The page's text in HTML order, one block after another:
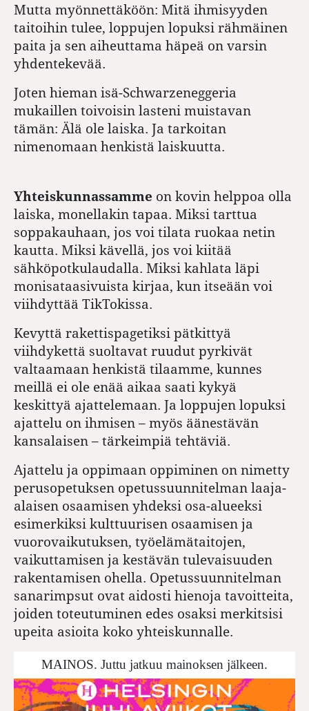
Mutta myönnettäköön: Mitä ihmisyyden
taitoihin tulee, loppujen lopuksi rähmäinen
paita ja sen aiheuttama häpeä on varsin
yhdentekevää.
Joten hieman isä-Schwarzeneggeria
mukaillen toivoisin lasteni muistavan
tämän: Älä ole laiska. Ja tarkoitan
nimenomaan henkistä laiskuutta.
Yhteiskunnassamme on kovin helppoa olla
laiska, monellakin tapaa. Miksi tarttua
soppakauhaan, jos voi tilata ruokaa netin
kautta. Miksi kävellä, jos voi kiitää
sähköpotkulaudalla. Miksi kahlata läpi
monisataasivuista kirjaa, kun itseään voi
viihdyttää TikTokissa.
Kevyttä rakettispagetiksi pätkittyä
viihdykettä suoltavat ruudut pyrkivät
valtaamaan henkistä tilaamme, kunnes
meillä ei ole enää aikaa saati kykyä
keskittyä ajattelemaan. Ja loppujen lopuksi
ajattelu on ihmisen – myös äänestävän
kansalaisen – tärkeimpiä tehtäviä.
Ajattelu ja oppimaan oppiminen on nimetty
perusopetuksen opetussuunnitelman laaja-
alaisen osaamisen yhdeksi osa-alueeksi
esimerkiksi kulttuurisen osaamisen ja
vuorovaikutuksen, työelämätaitojen,
vaikuttamisen ja kestävän tulevaisuuden
rakentamisen ohella. Opetussuunnitelman
sanarimpsut ovat aidosti hienoja tavoitteita,
joiden toteutuminen edes osaksi merkitsisi
upeita asioita koko yhteiskunnalle.
MAINOS. Juttu jatkuu mainoksen jälkeen.